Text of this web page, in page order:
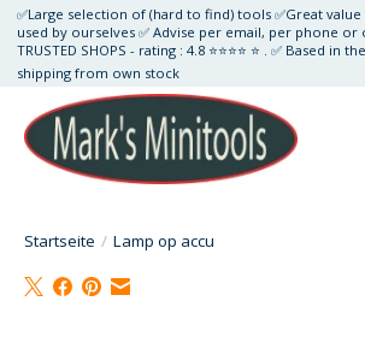
✅Large selection of (hard to find) tools ✅Great
used by ourselves ✅ Advise per email, per phone or
TRUSTED SHOPS - rating : 4.8 ⭐⭐⭐⭐ ⭐ . ✅ Based in
shipping from own stock
Startseite / Lamp op accu